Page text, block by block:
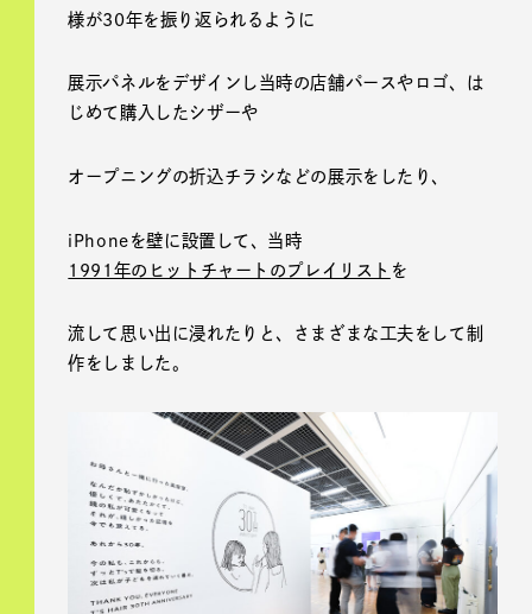
様が30年を振り返られるように
展示パネルをデザインし当時の店舗パースやロゴ、は
じめて購入したシザーや
オープニングの折込チラシなどの展示をしたり、
iPhoneを壁に設置して、当時
1991年のヒットチャートのプレイリスト を
流して思い出に浸れたりと、さまざまな工夫をして制
作をしました。